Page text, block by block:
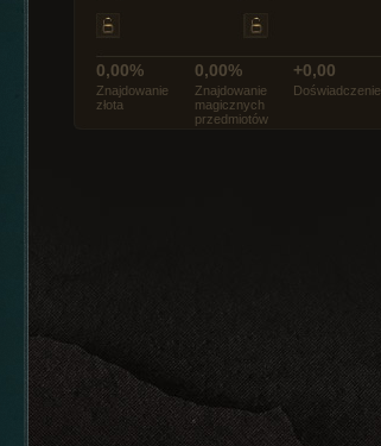
0,00%
Znajdowanie
złota
0,00%
Znajdowanie
magicznych
przedmiotów
+0,00
Doświadczenie